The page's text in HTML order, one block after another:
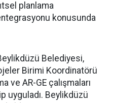
planlama
konusunda
Belediyesi,
Birimi Koordinatörü
ve AR-GE çalışmaları
uyguladı. Beylikdüzü